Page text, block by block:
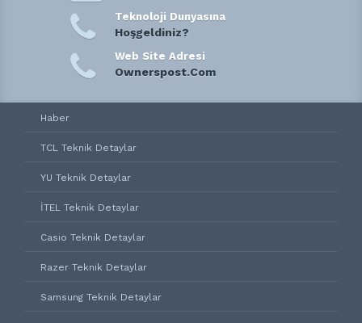
Teknoloji Dunyasına
Hoşgeldiniz?
Web Site Adresi
Ownerspost.Com
Haber
TCL Teknik Detaylar
YU Teknik Detaylar
İTEL Teknik Detaylar
Casio Teknik Detaylar
Razer Teknik Detaylar
Samsung Teknik Detaylar